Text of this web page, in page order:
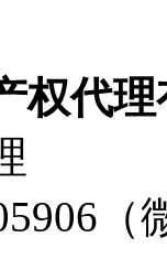
权代
（